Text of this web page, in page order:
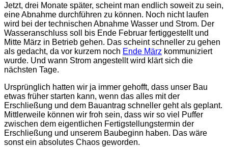
Jetzt, drei Monate später, scheint man endlich soweit zu sein,
eine Abnahme durchführen zu können. Noch nicht laufen
wird bei der technischen Abnahme Wasser und Strom. Der
Wasseranschluss soll bis Ende Februar fertiggestellt und
Mitte März in Betrieb gehen. Das scheint schneller zu gehen
als gedacht, da vor kurzem noch Ende März kommuniziert
wurde. Und wann Strom angestellt wird klärt sich die
nächsten Tage.
Ursprünglich hatten wir ja immer gehofft, dass unser Bau
etwas früher starten kann, wenn das alles mit der
Erschließung und dem Bauantrag schneller geht als geplant.
Mittlerweile können wir froh sein, dass wir so viel Puffer
zwischen dem eigentlichen Fertigstellungstermin der
Erschließung und unserem Baubeginn haben. Das wäre
sonst ein absolutes Chaos geworden.